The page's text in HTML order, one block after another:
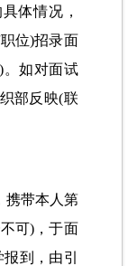
体情况，
位)招录面
。如对面试
部反映(联
携带本人第
可)，于面
到，由引